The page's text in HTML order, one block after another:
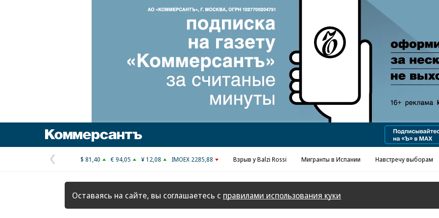
Реклама в «Ъ» www.kommersant.ru/ad
Предыдущая
страница
$ 81,40 € 94,05 ¥ 12,08 IMOEX 2285,88 Взрыв у Balzi Rossi Мигранты в Испании Навстречу выборам
Оставаясь на сайте, вы соглашаетесь с правилами использования куки